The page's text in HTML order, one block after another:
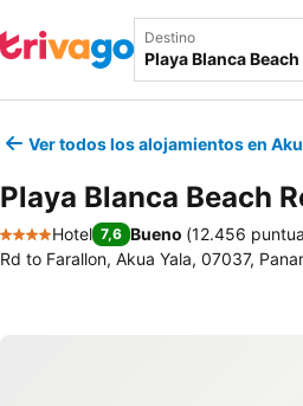
Destino
Ver todos los alojamientos en
Playa Blanca Beach
4 Estrellas
Hotel 7,6 Bueno (12.456
Rd to Farallon, Akua Yala, 07037,